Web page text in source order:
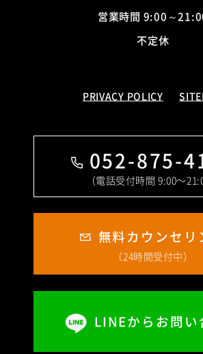
営業時間 9:00～
不定休
PRIVACY POLICY
052-875-
（電話受付時間 9:00〜
無料カウンセリ
（24時間受付中）
LINEからお問い